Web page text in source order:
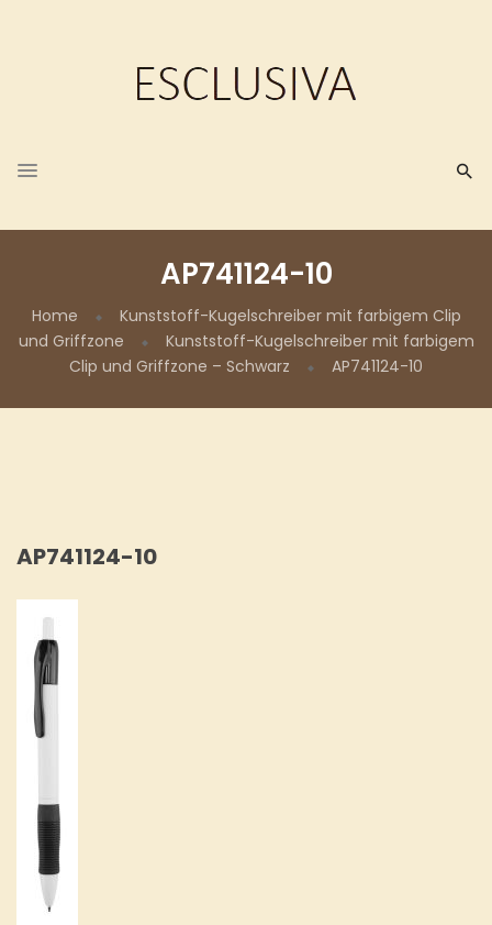
AP741124-10
Home
Kunststoff-Kugelschreiber mit farbigem Clip
und Griffzone
Kunststoff-Kugelschreiber mit farbigem
Clip und Griffzone – Schwarz
AP741124-10
AP741124-10